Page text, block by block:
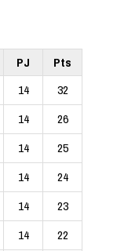
PJ
Pts
14
32
14
26
14
25
14
24
14
23
14
22